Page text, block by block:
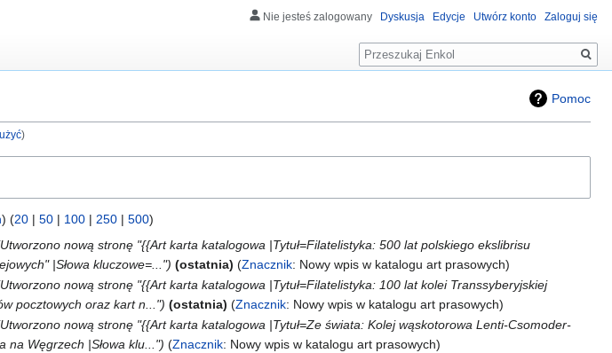
Pomoc
) (20 | 50 | 100 | 250 | 500)
Utworzono nową stronę "{{Art karta katalogowa |Tytuł=Filatelistyka: 500 lat polskiego ekslibrisu
|Słowa kluczowe=..."
ostatnia Znacznik: Nowy wpis w katalogu art prasowych
Utworzono nową stronę "{{Art karta katalogowa |Tytuł=Filatelistyka: 100 lat kolei Transsyberyjskiej
pocztowych oraz kart n..."
ostatnia Znacznik: Nowy wpis w katalogu art prasowych
Utworzono nową stronę "{{Art karta katalogowa |Tytuł=Ze świata: Kolej wąskotorowa Lenti-Csomoder-
na Węgrzech |Słowa klu..."
Znacznik: Nowy wpis w katalogu art prasowych
Nie jesteś zalogowany Dyskusja Edycje Utwórz konto Zaloguj się
Szukaj